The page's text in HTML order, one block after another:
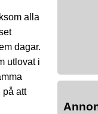
alla
dagar.
utlovat i
på att